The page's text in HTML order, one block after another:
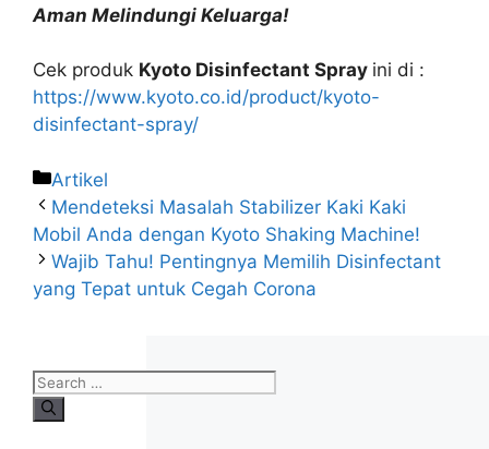
Aman Melindungi Keluarga!
Cek produk Kyoto Disinfectant Spray ini di :
https://www.kyoto.co.id/product/kyoto-
disinfectant-spray/
Artikel
Mendeteksi Masalah Stabilizer Kaki Kaki
Mobil Anda dengan Kyoto Shaking Machine!
Wajib Tahu! Pentingnya Memilih Disinfectant
yang Tepat untuk Cegah Corona